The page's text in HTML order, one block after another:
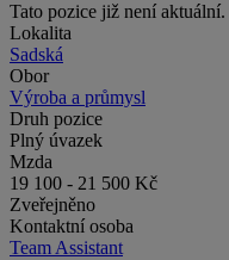
Tato pozice již není aktuální.
Lokalita
Sadská
Obor
Výroba a průmysl
Druh pozice
Plný úvazek
Mzda
19 100 - 21 500 Kč
Zveřejněno
Kontaktní osoba
Team Assistant